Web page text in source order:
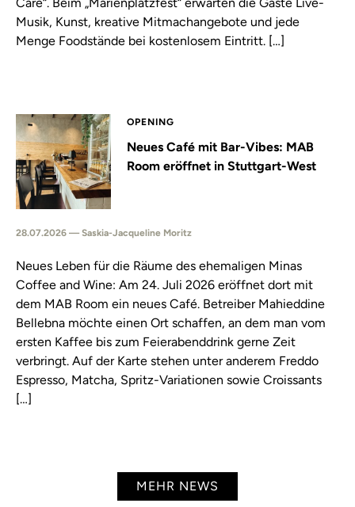
Musik, Kunst, kreative Mitmachangebote und jede
Menge Foodstände bei kostenlosem Eintritt. […]
OPENING
Neues Café mit Bar-Vibes: MAB
Room eröffnet in Stuttgart-West
28.07.2026 — Saskia-Jacqueline Moritz
Neues Leben für die Räume des ehemaligen Minas
Coffee and Wine: Am 24. Juli 2026 eröffnet dort mit
dem MAB Room ein neues Café. Betreiber Mahieddine
Bellebna möchte einen Ort schaffen, an dem man vom
ersten Kaffee bis zum Feierabenddrink gerne Zeit
verbringt. Auf der Karte stehen unter anderem Freddo
Espresso, Matcha, Spritz-Variationen sowie Croissants
[…]
MEHR NEWS